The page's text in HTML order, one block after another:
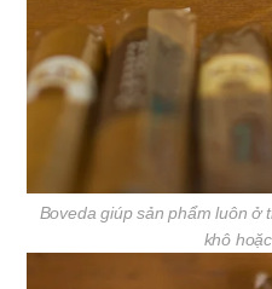
Boveda giúp sản phẩm luôn ở
khô